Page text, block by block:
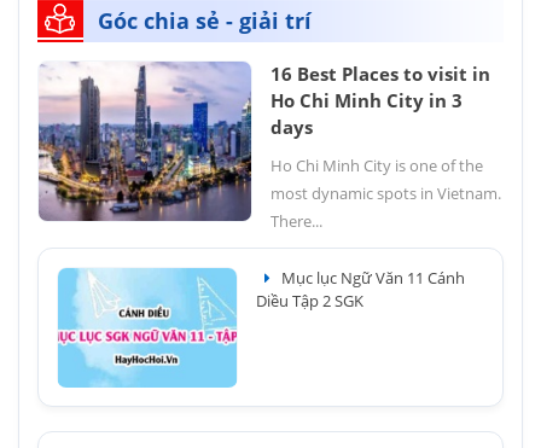
Góc chia sẻ - giải trí
16 Best Places to visit in
Ho Chi Minh City in 3
days
Ho Chi Minh City is one of the
most dynamic spots in Vietnam.
There...
Mục lục Ngữ Văn 11 Cánh
Diều Tập 2 SGK